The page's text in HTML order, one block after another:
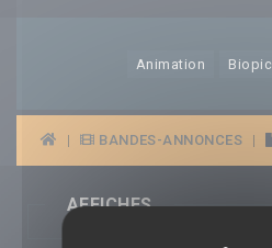
Animation Biopic
| BANDES-ANNONCES |
AFFICHES